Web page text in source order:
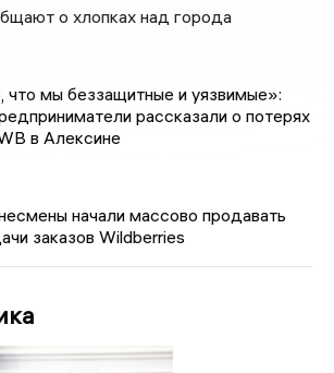
о хлопках над города
что мы беззащитные и уязвимые»:
рассказали о потерях
в Алексине
начали массово продавать
заказов Wildberries